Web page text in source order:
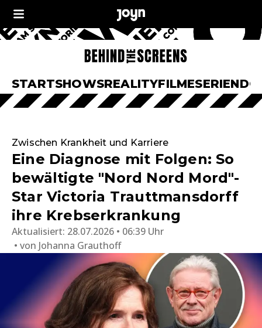
STARTSHOWSREALITYFILMESERIEN
Zwischen Krankheit und Karriere
Eine Diagnose mit Folgen: So
bewältigte "Nord Nord Mord"-
Star Victoria Trauttmansdorff
ihre Krebserkrankung
Aktualisiert: 28.07.2026 • 06:39 Uhr
von Johanna Grauthoff